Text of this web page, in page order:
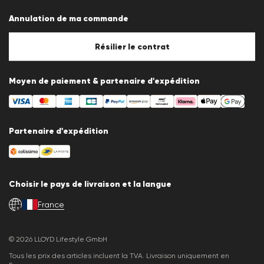
Mentions légales
Politique en matière de cookies
Paramètres des cookies
Annulation de ma commande
Résilier le contrat
Moyen de paiement & partenaire d'expédition
Partenaire d'expédition
Choisir le pays de livraison et la langue
fr France
© 2026 LLOYD Lifestyle GmbH
Tous les prix des articles incluent la TVA. Livraison uniquement en